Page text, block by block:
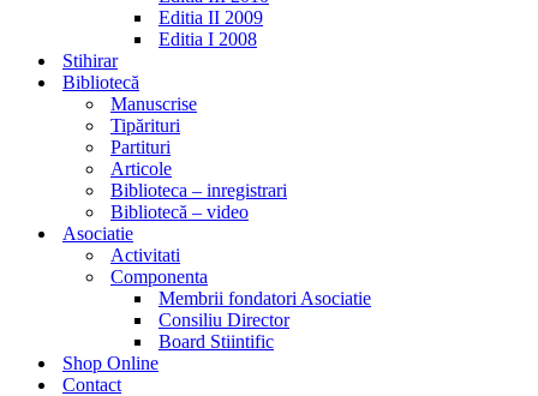
Editia II 2009
Editia I 2008
Stihirar
Bibliotecă
Manuscrise
Tipărituri
Partituri
Articole
Biblioteca – inregistrari
Bibliotecă – video
Asociatie
Activitati
Componenta
Membrii fondatori Asociatie
Consiliu Director
Board Stiintific
Shop Online
Contact